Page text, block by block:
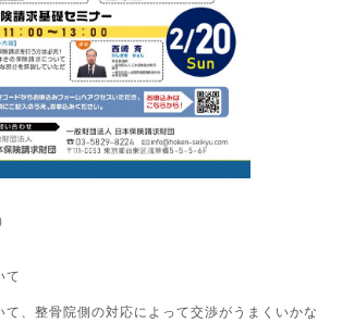
て
て、整骨院側の対応によって交渉がうまくいかな